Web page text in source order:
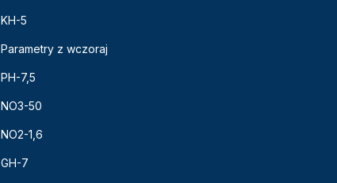
KH-5
Parametry z wczoraj
PH-7,5
NO3-50
NO2-1,6
GH-7